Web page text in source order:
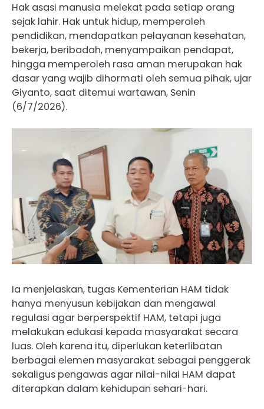
Hak asasi manusia melekat pada setiap orang
sejak lahir. Hak untuk hidup, memperoleh
pendidikan, mendapatkan pelayanan kesehatan,
bekerja, beribadah, menyampaikan pendapat,
hingga memperoleh rasa aman merupakan hak
dasar yang wajib dihormati oleh semua pihak, ujar
Giyanto, saat ditemui wartawan, Senin
(6/7/2026).
Ia menjelaskan, tugas Kementerian HAM tidak
hanya menyusun kebijakan dan mengawal
regulasi agar berperspektif HAM, tetapi juga
melakukan edukasi kepada masyarakat secara
luas. Oleh karena itu, diperlukan keterlibatan
berbagai elemen masyarakat sebagai penggerak
sekaligus pengawas agar nilai-nilai HAM dapat
diterapkan dalam kehidupan sehari-hari.